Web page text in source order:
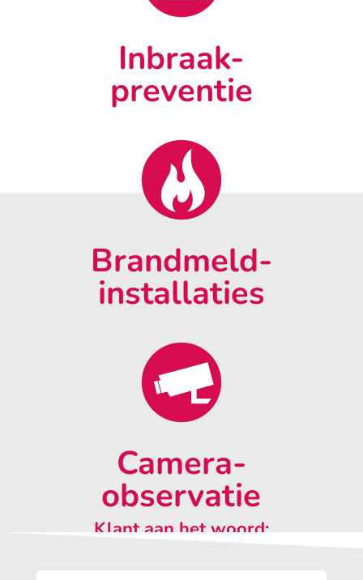
Inbraak-
preventie
Brandmeld-
installaties
Camera-
observatie
Klant aan het woord: